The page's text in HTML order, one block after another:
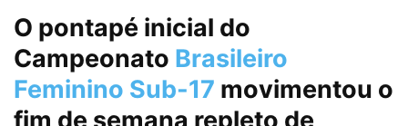
O pontapé inicial do
Campeonato Brasileiro
Feminino Sub-17 movimentou o